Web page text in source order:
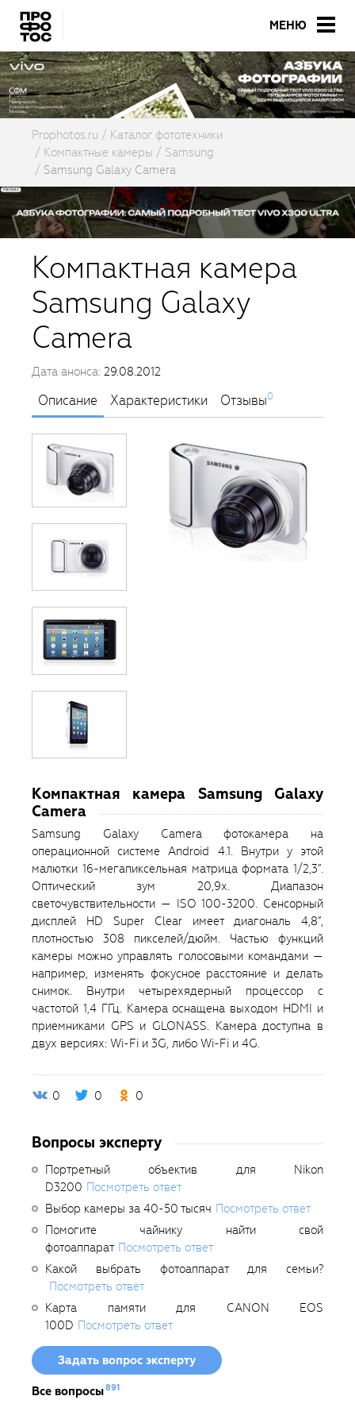
МЕНЮ
Prophotos.ru
Каталог фототехники
Компактные камеры
Samsung
Samsung Galaxy Camera
Компактная камера
Samsung Galaxy
Camera
Дата анонса: 29.08.2012
Описание Характеристики Отзывы0
Компактная камера Samsung Galaxy
Camera
Samsung Galaxy Camera фотокамера на
операционной системе Android 4.1. Внутри у этой
малютки 16-мегапиксельная матрица формата 1/2,3”.
Оптический зум 20,9х. Диапазон
светочувствительности — ISO 100-3200. Сенсорный
дисплей HD Super Clear имеет диагональ 4,8”,
плотностью 308 пикселей/дюйм. Частью функций
камеры можно управлять голосовыми командами —
например, изменять фокусное расстояние и делать
снимок. Внутри четырехядерный процессор с
частотой 1,4 ГГц. Камера оснащена выходом HDMI и
приемниками GPS и GLONASS. Камера доступна в
двух версиях: Wi-Fi и 3G, либо Wi-Fi и 4G.
0 0 0
Вопросы эксперту
Портретный объектив для Nikon
D3200 Посмотреть ответ
Выбор камеры за 40-50 тысяч Посмотреть ответ
Помогите чайнику найти свой
фотоаппарат Посмотреть ответ
Какой выбрать фотоаппарат для семьи?
Посмотреть ответ
Карта памяти для CANON EOS
100D Посмотреть ответ
Задать вопрос эксперту
Все вопросы891